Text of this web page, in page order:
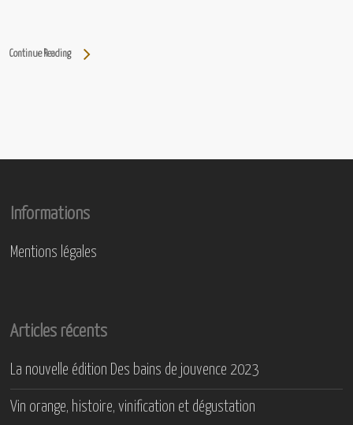
Continue Reading
Informations
Mentions légales
Articles récents
La nouvelle édition Des bains de jouvence 2023
Vin orange, histoire, vinification et dégustation